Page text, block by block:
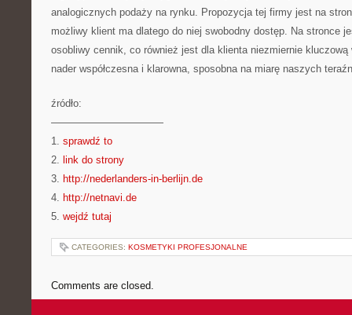
analogicznych podaży na rynku. Propozycja tej firmy jest na
możliwy klient ma dlatego do niej swobodny dostęp. Na stronce
osobliwy cennik, co również jest dla klienta niezmiernie
nader współczesna i klarowna, sposobna na miarę naszych
źródło:
———————————
1. sprawdź to
2. link do strony
3. http://nederlanders-in-berlijn.de
4. http://netnavi.de
5. wejdź tutaj
CATEGORIES: KOSMETYKI PROFESJONALNE
Comments are closed.